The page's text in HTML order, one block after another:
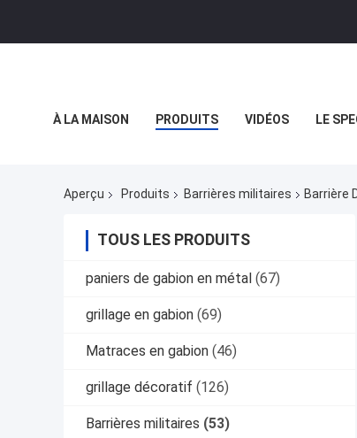
À LA MAISON PRODUITS VIDÉOS LE
Aperçu Produits Barrières militaires Barrière
TOUS LES PRODUITS
paniers de gabion en métal (67)
grillage en gabion (69)
Matraces en gabion (46)
grillage décoratif (126)
Barrières militaires (53)